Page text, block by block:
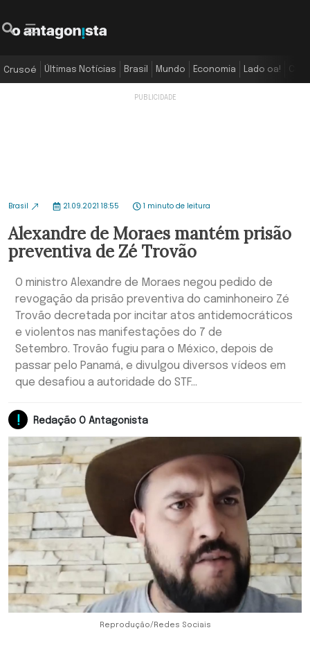
Crusoé Últimas Notícias Brasil Mundo Economia Lado oa!
Brasil 21.09.2021 18:55 1 minuto de leitura
Alexandre de Moraes mantém prisão
preventiva de Zé Trovão
O ministro Alexandre de Moraes negou pedido de
revogação da prisão preventiva do caminhoneiro Zé
Trovão decretada por incitar atos antidemocráticos
e violentos nas manifestações do 7 de
Setembro. Trovão fugiu para o México, depois de
passar pelo Panamá, e divulgou diversos vídeos em
que desafiou a autoridade do STF...
Redação O Antagonista
Reprodução/Redes Sociais